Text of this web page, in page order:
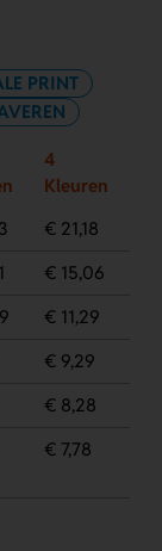
PRINT
4
Kleuren
€ 21,18
€ 15,06
€ 11,29
€ 9,29
€ 8,28
€ 7,78